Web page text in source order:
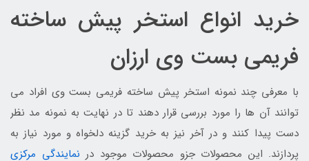
خرید انواع استخر پیش ساخته
فریمی بست وی ارزان
با معرفی چند نمونه استخر پیش ساخته فریمی بست وی افراد می
توانند آن ها را مورد بررسی قرار دهند تا در نهایت به نمونه مد نظر
دست پیدا کنند و در آخر نیز به خرید گزینه دلخواه و مورد نیاز به
پردازند. این محصولات جزو محصولات موجود در نمایندگی مرکزی